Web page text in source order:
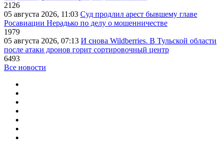
2126
05 августа 2026, 11:03 Суд продлил арест бывшему главе
Росавиации Нерадько по делу о мошенничестве
1979
05 августа 2026, 07:13 И снова Wildberries. В Тульской области
после атаки дронов горит сортировочный центр
6493
Все новости